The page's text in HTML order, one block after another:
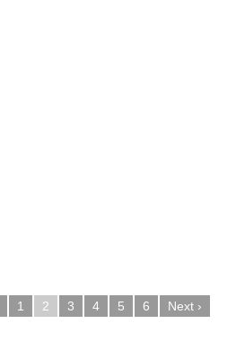
1 2 3 4 5 6
Next ›